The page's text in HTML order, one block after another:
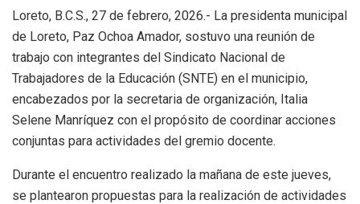
Loreto, B.C.S., 27 de febrero, 2026.- La presidenta municipal
de Loreto, Paz Ochoa Amador, sostuvo una reunión de
trabajo con integrantes del Sindicato Nacional de
Trabajadores de la Educación (SNTE) en el municipio,
encabezados por la secretaria de organización, Italia
Selene Manríquez con el propósito de coordinar acciones
conjuntas para actividades del gremio docente.
Durante el encuentro realizado la mañana de este jueves,
se plantearon propuestas para la realización de actividades